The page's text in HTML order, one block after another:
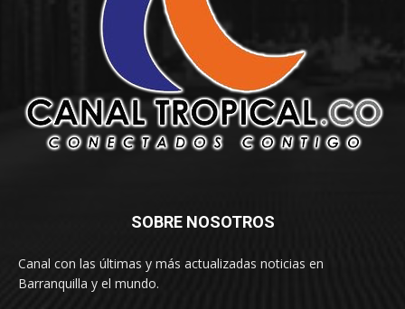
SOBRE NOSOTROS
Canal con las últimas y más actualizadas noticias en
Barranquilla y el mundo.